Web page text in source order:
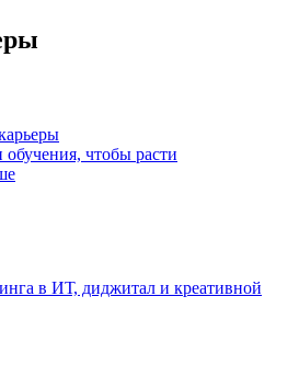
чтобы расти
в ИТ, диджитал и креативной